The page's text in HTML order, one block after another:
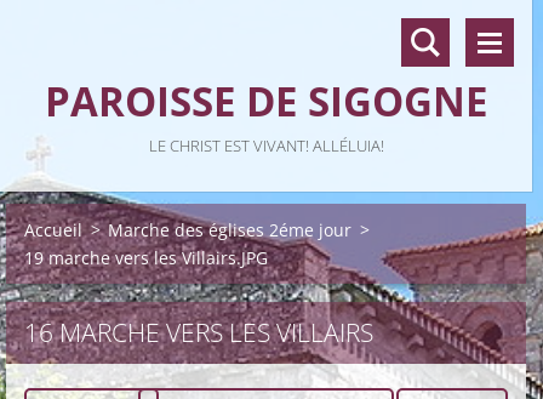
PAROISSE DE SIGOGNE
LE CHRIST EST VIVANT! ALLÉLUIA!
Accueil > Marche des églises 2éme jour >
19 marche vers les Villairs.JPG
16 MARCHE VERS LES VILLAIRS